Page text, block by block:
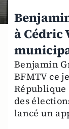
à Cédric
Benjamin
BFMTV ce
République
des
lancé un